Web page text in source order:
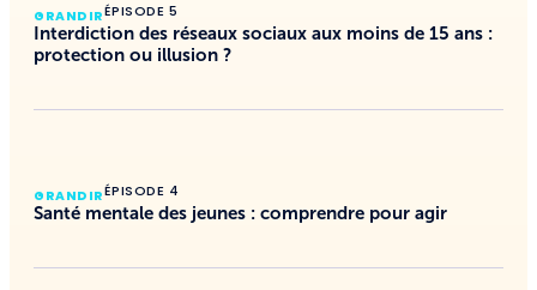
GRANDIRÉPISODE 5
Interdiction des réseaux sociaux aux moins de 15 ans :
protection ou illusion ?
GRANDIRÉPISODE 4
Santé mentale des jeunes : comprendre pour agir